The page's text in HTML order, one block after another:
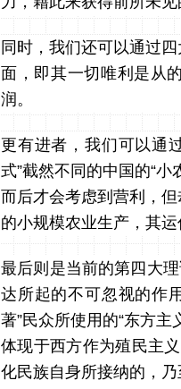
同时，我们还可以通过
面，即其一切唯利是从
润。
更有进者，我们可以通
式”截然不同的中国的“
而后才会考虑到营利，
的小规模农业生产，其
最后则是当前的第四大
达所起的不可忽视的作
著”民众所使用的“东方
体现于西方作为殖民主
化民族自身所接纳的，